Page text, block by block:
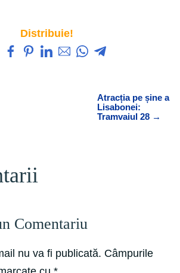
Distribuie!
Atracția pe șine a
Lisabonei:
Tramvaiul 28 →
Comentariu
nu va fi publicată. Câmpurile